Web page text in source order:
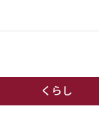
くらし